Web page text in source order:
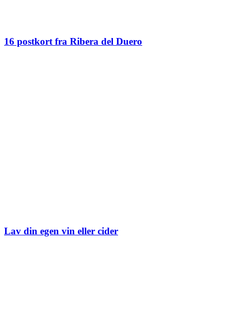
16 postkort fra Ribera del Duero
Lav din egen vin eller cider